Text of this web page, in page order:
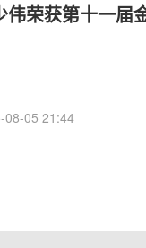
荣获第十一届
08-05 21:44